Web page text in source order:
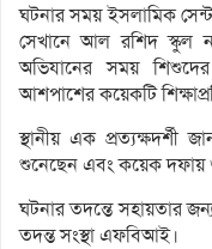
ঘটনার সময় ইসলামিক
সেখানে আল রশিদ স্কুল
অভিযানের সময়
আশপাশের কয়েকটি
স্থানীয় এক প্রত্যক্ষদর্শী
শুনেছেন এবং কয়েক দফায়
ঘটনার তদন্তে সহায়তার
তদন্ত সংস্থা এফবিআই।